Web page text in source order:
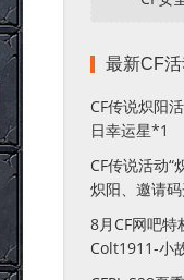
最新CF活
CF传说炽阳
日幸运星*1
CF传说活动“
炽阳、邀请
8月CF网吧特
Colt1911-小